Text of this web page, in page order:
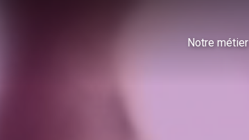
Notre métier